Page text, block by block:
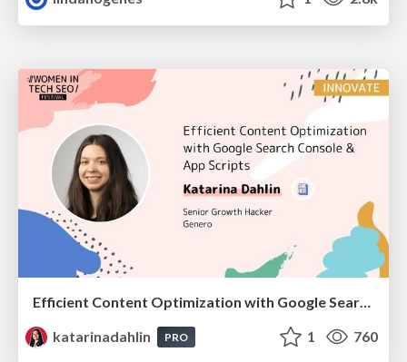
katarinadahlin
PRO 1 760